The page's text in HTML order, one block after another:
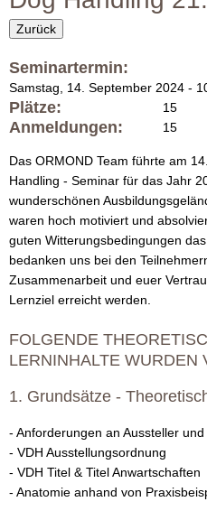
i
O
R
M
O
N
D
D
a
l
m
a
i
m
u
l
a
Zurück
Seminartermin:
Samstag, 14. September 2024 -
Plätze: 15
Anmeldungen: 15
Das ORMOND Team führte am
Handling - Seminar für das Jahr
wunderschönen
waren hoch motiviert und
guten Witterungsbedingungen
bedanken uns bei den
Zusammenarbeit und euer
Lernziel erreicht werden.
FOLGENDE
LERNINHALTE WURDEN
1. Grundsätze -
- Anforderungen an Aussteller und
- VDH Ausstellungsordnung
- VDH Titel & Titel Anwartschaften
- Anatomie anhand von